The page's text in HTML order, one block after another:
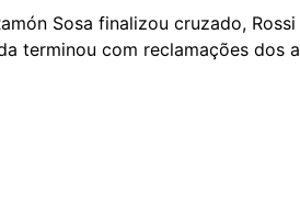
Sosa finalizou cruzado,
terminou com reclamações dos